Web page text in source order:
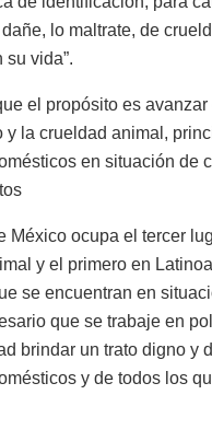
lo maltrate, de
su vida”.
el propósito es
y la crueldad animal,
en situación de
México ocupa el tercer
y el primero en
se encuentran en
que se trabaje en
brindar un trato digno y
y de todos los